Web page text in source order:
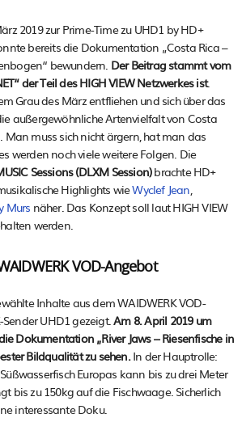
2019 zur Prime-Time zu UHD1 by HD+
bereits die Dokumentation „Costa Rica –
bewundern. Der Beitrag stammt vom
der Teil des HIGH VIEW Netzwerkes ist.
Grau des März entfliehen und sich über das
außergewöhnliche Artenvielfalt von Costa
Man muss sich nicht ärgern, hat man das
werden noch viele weitere Folgen. Die
Sessions (DLXM Session)brachte HD+
Highlights wieWyclef Jean,
Murs näher. Das Konzept soll laut HIGH VIEW
werden.
VOD-Angebot
Inhalte aus dem WAIDWERK VOD-
UHD1 gezeigt.Am 8. April 2019 um
Dokumentation „River Jaws – Riesenfische in
Bildqualität zu sehen.In der Hauptrolle:
Europas kann bis zu drei Meter
bis zu 150kg auf die Fischwaage. Sicherlich
interessante Doku.